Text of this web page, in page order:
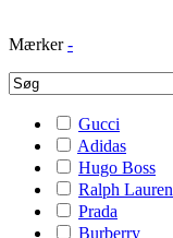
Mærker -
Gucci
Adidas
Hugo Boss
Ralph Lauren
Prada
Burberry